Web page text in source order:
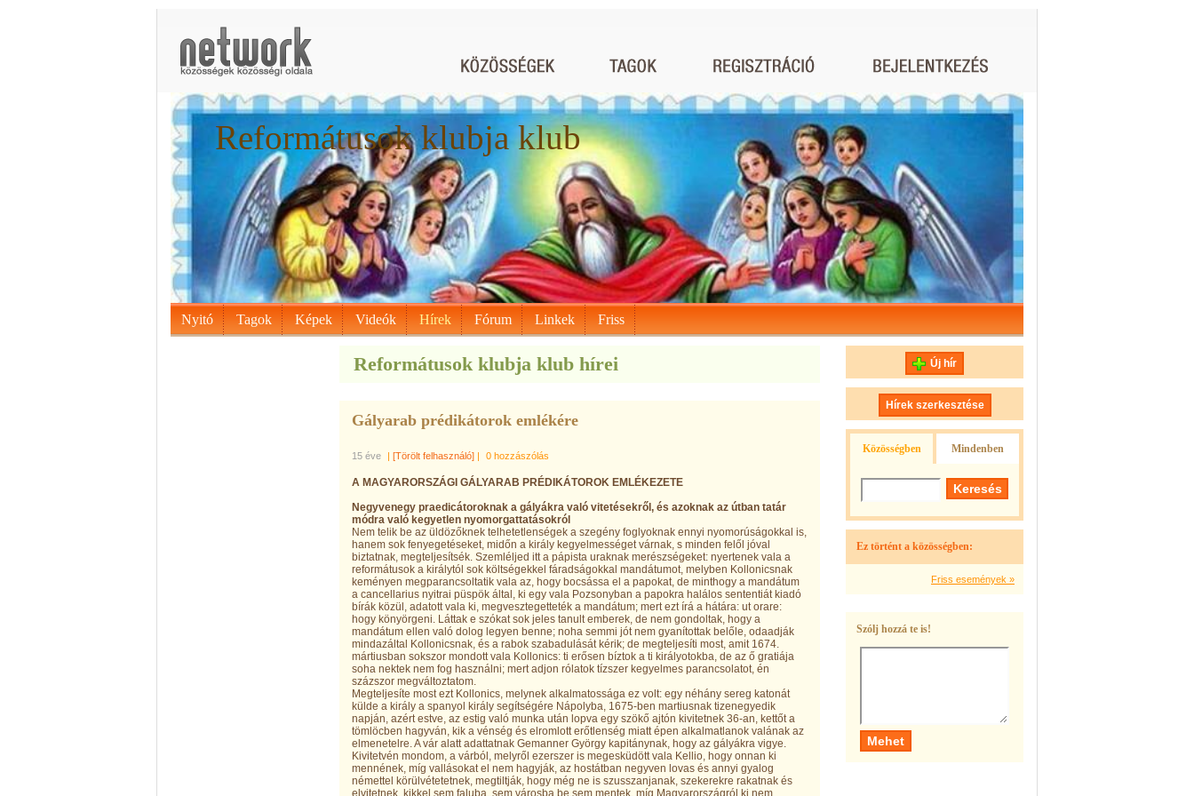
Reformátusok klubja klub
Nyitó Tagok Képek Videók Hírek Fórum Linkek Friss
Reformátusok klubja klub hírei
Gályarab prédikátorok emlékére
15 éve | [Törölt felhasználó] | 0 hozzászólás
A MAGYARORSZÁGI GÁLYARAB PRÉDIKÁTOROK EMLÉKEZETE
Negyvenegy praedicátoroknak a gályákra való vitetésekről, és azoknak az útban tatár
módra való kegyetlen nyomorgattatásokról
Nem telik be az üldözőknek telhetetlenségek a szegény foglyoknak ennyi nyomorúságokkal is,
hanem sok fenyegetéseket, midőn a király kegyelmességet várnak, s minden felől jóval
biztatnak, megteljesítsék. Szemléljed itt a pápista uraknak merészségeket: nyertenek vala a
reformátusok a királytól sok költségekkel fáradságokkal mandátumot, melyben Kollonicsnak
keményen megparancsoltatik vala az, hogy bocsássa el a papokat, de minthogy a mandátum
a cancellarius nyitrai püspök által, ki egy vala Pozsonyban a papokra halálos sententiát kiadó
bírák közül, adatott vala ki, megvesztegetteték a mandátum; mert ezt írá a hátára: ut orare:
hogy könyörgeni. Láttak e szókat sok jeles tanult emberek, de nem gondoltak, hogy a
mandátum ellen való dolog legyen benne; noha semmi jót nem gyanítottak belőle, odaadják
mindazáltal Kollonicsnak, és a rabok szabadulását kérik; de megteljesíti most, amit 1674.
mártiusban sokszor mondott vala Kollonics: ti erősen bíztok a ti királyotokba, de az ő gratiája
soha nektek nem fog használni; mert adjon rólatok tízszer kegyelmes parancsolatot, én
százszor megváltoztatom.
Megteljesíte most ezt Kollonics, melynek alkalmatossága ez volt: egy néhány sereg katonát
külde a király a spanyol király segítségére Nápolyba, 1675-ben martiusnak tizenegyedik
napján, azért estve, az estig való munka után lopva egy szökő ajtón kivitetnek 36-an, kettőt a
tömlöcben hagyván, kik a vénség és elromlott erőtlenség miatt épen alkalmatlanok valának az
elmenetelre. A vár alatt adattatnak Gemanner György kapitánynak, hogy az gályákra vigye.
Kivitetvén mondom, a várból, melyről ezerszer is megesküdött vala Kellio, hogy onnan ki
mennének, míg vallásokat el nem hagyják, az hostátban negyven lovas és annyi gyalog
némettel körülvétetetnek, megtiltják, hogy még ne is szusszanjanak, szekerekre rakatnak és
elvitetnek, kikkel sem faluba, sem városba be sem mentek, míg Magyarországról ki nem
Új hír
Hírek szerkesztése
Közösségben Mindenben
Ez történt a közösségben:
Friss események »
Szólj hozzá te is!